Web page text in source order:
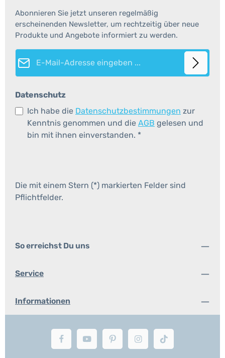
Abonnieren Sie jetzt unseren regelmäßig
erscheinenden Newsletter, um rechtzeitig über neue
Produkte und Angebote informiert zu werden.
E-Mail-Adresse*
Datenschutz
Ich habe die Datenschutzbestimmungen zur
Kenntnis genommen und die AGB gelesen und
bin mit ihnen einverstanden. *
Die mit einem Stern (*) markierten Felder sind
Pflichtfelder.
So erreichst Du uns
Service
Informationen